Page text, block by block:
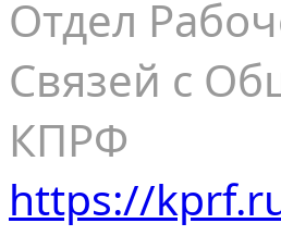
Отдел
Связей с
КПРФ
https://